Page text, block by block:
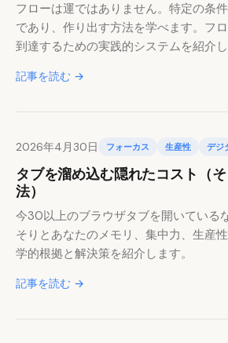
フローは運ではありません。特定の条
であり、作り出す方法を学べます。フ
到達するための実践的システムを紹介し
記事を読む →
2026年4月30日 フォーカス 生産性 デジ
タブを溜め込む隠れたコスト（
法）
今30以上のブラウザタブを開いている
そりとあなたのメモリ、集中力、生産
学的根拠と解決策を紹介します。
記事を読む →